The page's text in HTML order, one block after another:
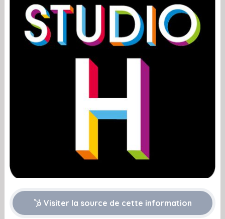
Visiter la source de cette information